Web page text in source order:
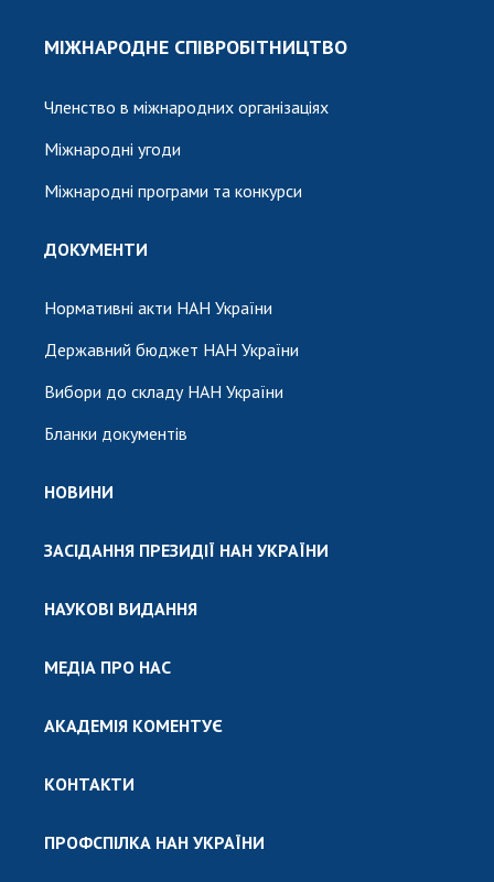
МІЖНАРОДНЕ СПІВРОБІТНИЦТВО
Членство в міжнародних організаціях
Міжнародні угоди
Міжнародні програми та конкурси
ДОКУМЕНТИ
Нормативні акти НАН України
Державний бюджет НАН України
Вибори до складу НАН України
Бланки документів
НОВИНИ
ЗАСІДАННЯ ПРЕЗИДІЇ НАН УКРАЇНИ
НАУКОВІ ВИДАННЯ
МЕДІА ПРО НАС
АКАДЕМІЯ КОМЕНТУЄ
КОНТАКТИ
ПРОФСПІЛКА НАН УКРАЇНИ